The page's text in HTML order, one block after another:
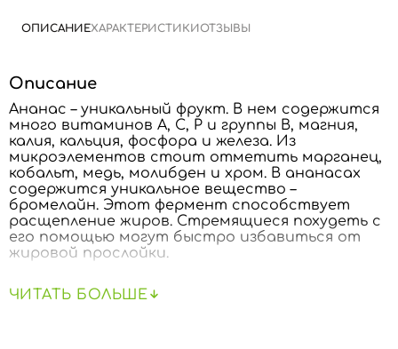
ОПИСАНИЕХАРАКТЕРИСТИКИОТЗЫВЫ
Описание
Ананас – уникальный фрукт. В нем содержится
много витаминов А, С, Р и группы В, магния,
калия, кальция, фосфора и железа. Из
микроэлементов стоит отметить марганец,
кобальт, медь, молибден и хром. В ананасах
содержится уникальное вещество –
бромелайн. Этот фермент способствует
расщепление жиров. Стремящиеся похудеть с
его помощью могут быстро избавиться от
жировой прослойки.
содержанию органического кремния. Его
ЧИТАТЬ БОЛЬШЕ